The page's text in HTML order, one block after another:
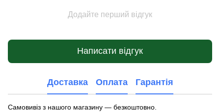
Додайте перший відгук
Написати відгук
Доставка Оплата Гарантія
Самовивіз з нашого магазину — безкоштовно.